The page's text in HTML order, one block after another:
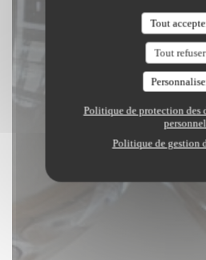
Tout
Tout refuser
Politique de protection des
personnel
Politique de gestion